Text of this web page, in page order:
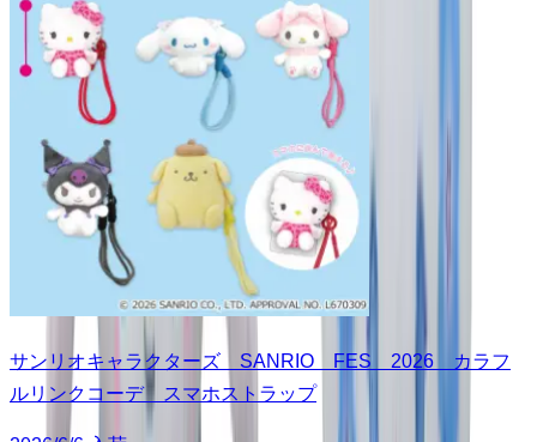
サンリオキャラクターズ SANRIO FES 2026 カラフ
ルリンクコーデ スマホストラップ